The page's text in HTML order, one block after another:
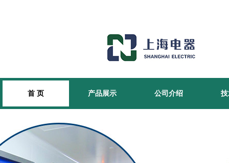
首 页 产品展示 公司介绍